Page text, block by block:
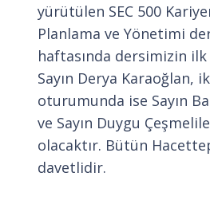
yürütülen SEC 500
Planlama ve Yönetimi
haftasında dersimizin
Sayın Derya Karaoğlan,
oturumunda ise Sayın
ve Sayın Duygu
olacaktır. Bütün
davetlidir.